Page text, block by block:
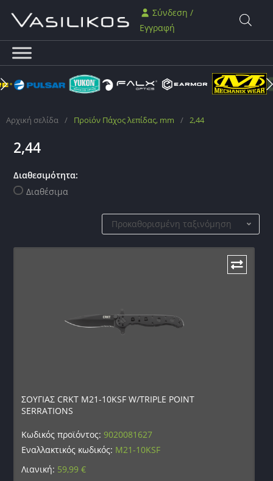
Σύνδεση /
Εγγραφή
Αρχική σελίδα / Προϊόν Πάχος λεπίδας, mm / 2,44
2,44
Διαθεσιμότητα:
Διαθέσιμα
Προκαθορισμένη ταξινόμηση
ΣΟΥΓΙΑΣ CRKT M21-10KSF W/TRIPLE POINT
SERRATIONS
Κωδικός προϊόντος:9020081627
Εναλλακτικός κωδικός: M21-10KSF
Λιανική: 59,99€